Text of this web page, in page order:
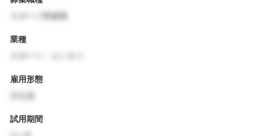
スポーツ関連職
業種
雇用形態
試用期間